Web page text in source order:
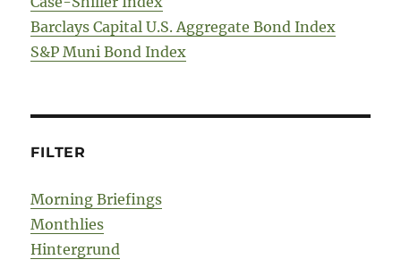
Barclays Capital U.S. Aggregate Bond Index
S&P Muni Bond Index
FILTER
Morning Briefings
Monthlies
Hintergrund